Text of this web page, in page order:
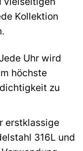
Kollektion
Jede Uhr wird
höchste
zu
erstklassige
316L und